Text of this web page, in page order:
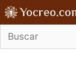
Saltar
al
contenido